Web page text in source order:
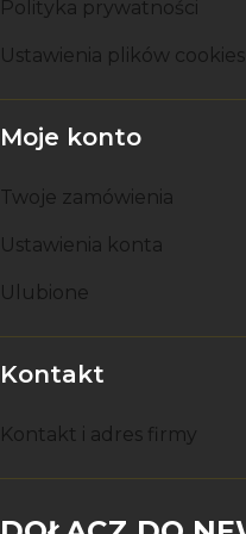
Polityka prywatności
Ustawienia plików cookies
Moje konto
Twoje zamówienia
Ustawienia konta
Ulubione
Kontakt
Kontakt i adres firmy